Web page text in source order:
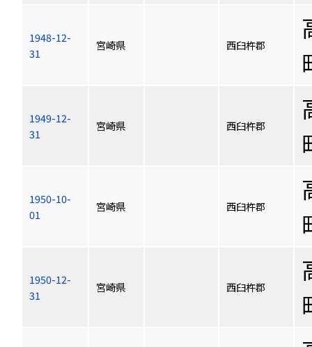
1948-12-
31
宮崎県 西臼杵郡
1949-12-
31
宮崎県 西臼杵郡
1950-10-
01
宮崎県 西臼杵郡
1950-12-
31
宮崎県 西臼杵郡